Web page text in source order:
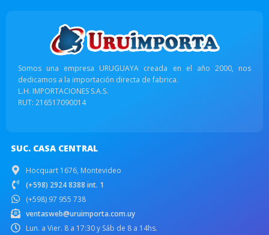
Somos una empresa URUGUAYA creada en el año 2000, nos
dedicamos a la importación directa de fabrica.
L.H. IMPORTACIONES S.A.S.
RUT: 216517090014
SUC. CASA CENTRAL
Hocquart 1676, Montevideo
(+598) 2924 8388 int. 1
(+598) 97 955 738
ventasweb@uruimporta.com.uy
Lun. a Vier. 8 a 17:30 y Sáb de 8 a 14hs.